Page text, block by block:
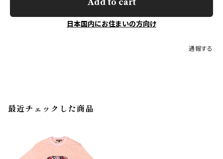
Add to cart
日本国内にお住まいの方向け
通報する
最近チェックした商品